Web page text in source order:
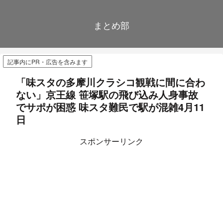
まとめ部
記事内にPR・広告を含みます
「味スタの多摩川クラシコ観戦に間に合わ
ない」京王線 笹塚駅の飛び込み人身事故
でサポが困惑 味スタ難民で駅が混雑4月11
日
スポンサーリンク